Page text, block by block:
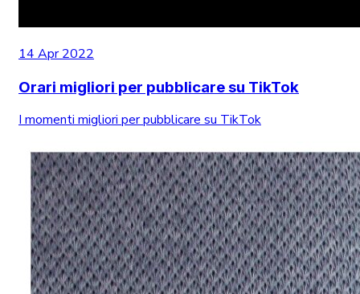
14 Apr 2022
Orari migliori per pubblicare su TikTok
I momenti migliori per pubblicare su TikTok